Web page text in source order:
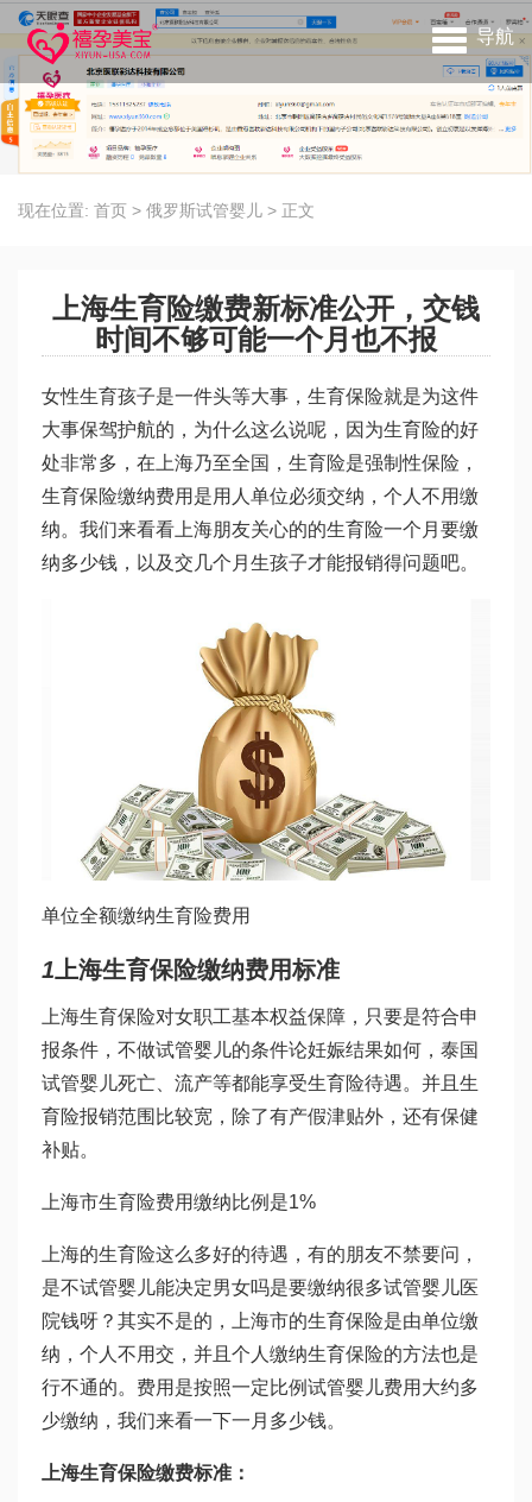
导航
现在位置: 首页 > 俄罗斯试管婴儿 > 正文
上海生育险缴费新标准公开，交钱
时间不够可能一个月也不报
女性生育孩子是一件头等大事，生育保险就是为这件
大事保驾护航的，为什么这么说呢，因为生育险的好
处非常多，在上海乃至全国，生育险是强制性保险，
生育保险缴纳费用是用人单位必须交纳，个人不用缴
纳。我们来看看上海朋友关心的的生育险一个月要缴
纳多少钱，以及交几个月生孩子才能报销得问题吧。
单位全额缴纳生育险费用
1上海生育保险缴纳费用标准
上海生育保险对女职工基本权益保障，只要是符合申
报条件，不做试管婴儿的条件论妊娠结果如何， 泰国
试管婴儿死亡、流产等都能享受生育险待遇。并且生
育险报销范围比较宽，除了有产假津贴外，还有保健
补贴。
上海市生育险费用缴纳比例是1%
上海的生育险这么多好的待遇，有的朋友不禁要问，
是不试管婴儿能决定男女吗是要缴纳很多试管婴儿医
院钱呀？其实不是的，上海市的生育保险是由单位缴
纳，个人不用交，并且个人缴纳生育保险的方法也是
行不通的。费用是按照一定比例试管婴儿费用大约多
少缴纳，我们来看一下一月多少钱。
上海生育保险缴费标准：